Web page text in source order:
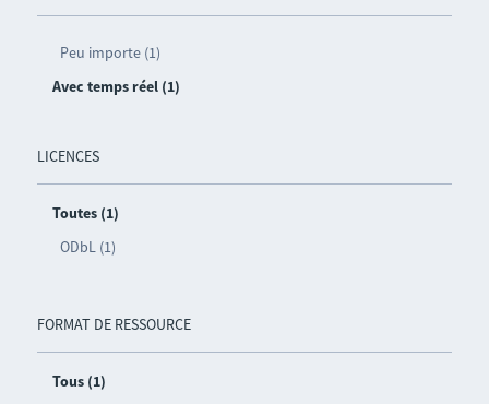
Peu importe (1)
Avec temps réel (1)
LICENCES
Toutes (1)
ODbL (1)
FORMAT DE RESSOURCE
Tous (1)